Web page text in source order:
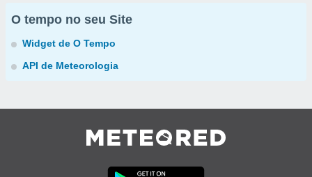
O tempo no seu Site
Widget de O Tempo
API de Meteorologia